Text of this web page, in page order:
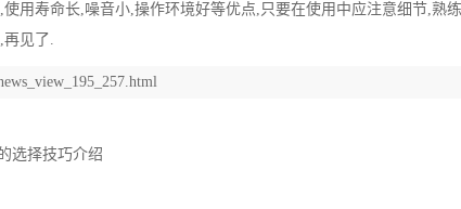
用寿命长,噪音小,操作环境好等优点,只要在使用中应注意细节,熟
再见了.
选择技巧介绍